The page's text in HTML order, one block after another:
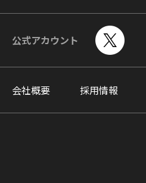
公式アカウント
会社概要 採用情報